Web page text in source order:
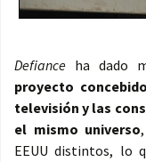
Defiance ha dado
proyecto
televisión y las
el mismo universo
EEUU distintos, lo